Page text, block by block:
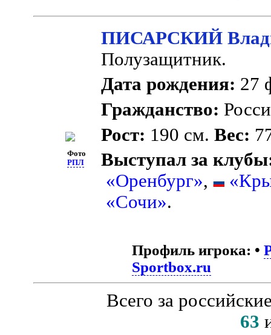
Фото
РПЛ
ПИСАРСКИЙ
Полузащитник.
Дата рождения: 27
Гражданство:
Рост: 190 см.Вес:
Выступал за
«Оренбург»,
«Сочи».
Профиль игрока: •
Sportbox.ru
Всего за
63